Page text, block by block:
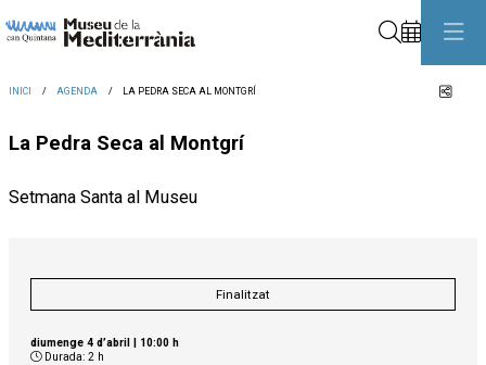
INICI AGENDA LA PEDRA SECA AL MONTGRÍ
La Pedra Seca al Montgrí
Setmana Santa al Museu
Finalitzat
diumenge 4 d’abril | 10:00 h
Durada: 2 h